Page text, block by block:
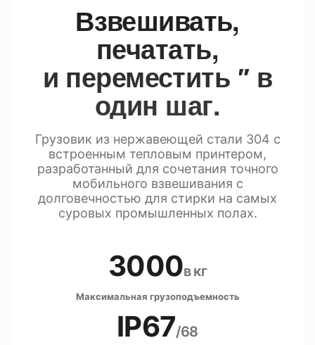
Взвешивать,
печатать,
и переместить ′′ в
один шаг.
Грузовик из нержавеющей стали 304 с
встроенным тепловым принтером,
разработанный для сочетания точного
мобильного взвешивания с
долговечностью для стирки на самых
суровых промышленных полах.
3000в кг
Максимальная грузоподъемность
IP67/68